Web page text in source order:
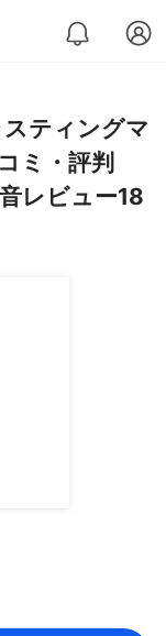
ティングマ
ミ・評判
レビュー18